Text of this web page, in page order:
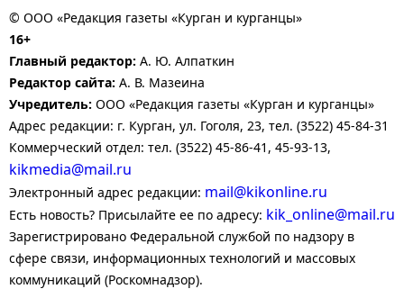
© ООО «Редакция газеты «Курган и курганцы»
16+
Главный редактор: А. Ю. Алпаткин
Редактор сайта: А. В. Мазеина
Учредитель: ООО «Редакция газеты «Курган и курганцы»
Адрес редакции: г. Курган, ул. Гоголя, 23, тел. (3522) 45-84-31
Коммерческий отдел: тел. (3522) 45-86-41, 45-93-13,
kikmedia@mail.ru
Электронный адрес редакции: mail@kikonline.ru
Есть новость? Присылайте ее по адресу: kik_online@mail.ru
Зарегистрировано Федеральной службой по надзору в
сфере связи, информационных технологий и массовых
коммуникаций (Роскомнадзор).